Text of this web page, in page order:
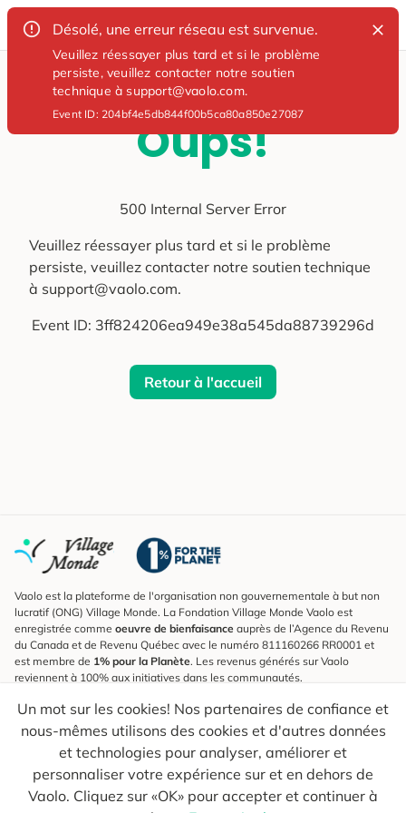
Désolé, une erreur réseau est survenue.
Veuillez réessayer plus tard et si le problème
persiste, veuillez contacter notre soutien
technique à support@vaolo.com.
Event ID: 204bf4e5db844f00b5ca80a850e27087
Oups!
500 Internal Server Error
Veuillez réessayer plus tard et si le problème
persiste, veuillez contacter notre soutien technique
à support@vaolo.com.
Event ID: 3ff824206ea949e38a545da88739296d
Retour à l'accueil
Un mot sur les cookies! Nos partenaires de confiance et
nous-mêmes utilisons des cookies et d'autres données
et technologies pour analyser, améliorer et
personnaliser votre expérience sur et en dehors de
Vaolo. Cliquez sur «OK» pour accepter et continuer à
Vaolo est la plateforme de l'organisation non gouvernementale à but non
lucratif (ONG) Village Monde. La Fondation Village Monde Vaolo est
enregistrée comme oeuvre de bienfaisance auprès de l’Agence du Revenu
du Canada et de Revenu Québec avec le numéro 811160266 RR0001 et
est membre de 1% pour la Planète. Les revenus générés sur Vaolo
reviennent à 100% aux initiatives dans les communautés.
S'inscrire à l'infolettre
Pour connaître les nouveautés, suivre nos explorateurs et recevoir des
astuces pour des voyages plus conscients.
Ton courriel Envoyer